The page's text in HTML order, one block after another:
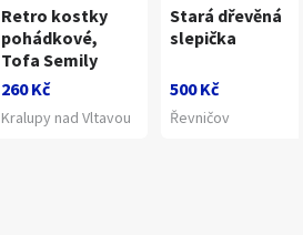
Retro kostky
pohádkové,
Tofa Semily
260 Kč
Kralupy nad Vltavou
Stará dřevěná
slepička
500 Kč
Řevničov